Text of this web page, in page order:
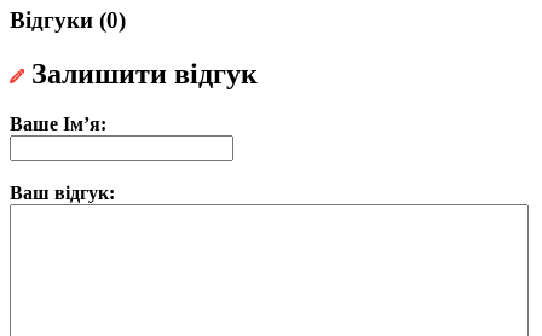
Відгуки (0)
Залишити відгук
Ваше Ім’я:
Ваш відгук: